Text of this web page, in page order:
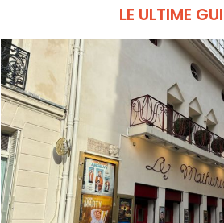
LE ULTIME